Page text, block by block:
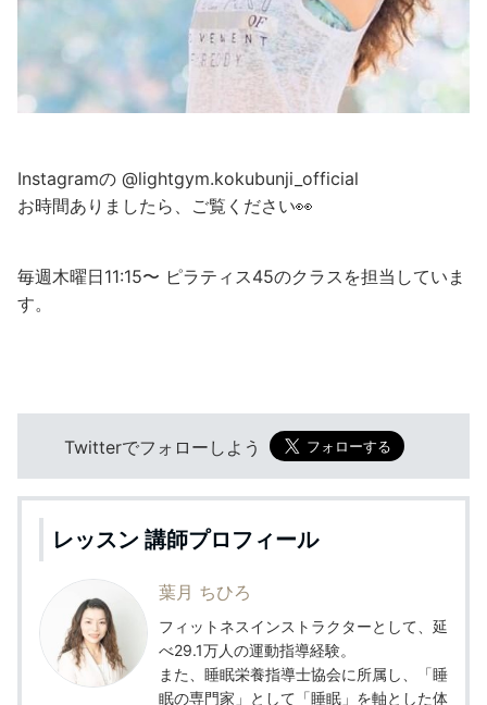
Instagramの @lightgym.kokubunji_official
お時間ありましたら、ご覧ください👀
毎週木曜日11:15〜 ピラティス45のクラスを担当していま
す。
Twitterでフォローしよう
レッスン 講師プロフィール
葉月 ちひろ
フィットネスインストラクターとして、延
べ29.1万人の運動指導経験。
また、睡眠栄養指導士協会に所属し、「睡
眠の専門家」として「睡眠」を軸とした体